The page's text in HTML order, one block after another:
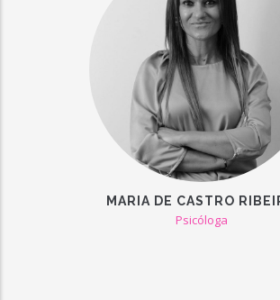
MARIA DE CASTRO
Psicóloga